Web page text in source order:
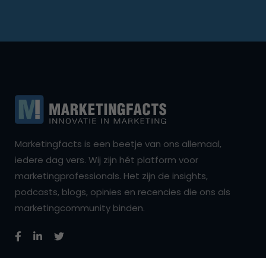
Marketingfacts is een beetje van ons allemaal,
iedere dag vers. Wij zijn hét platform voor
marketingprofessionals. Het zijn de insights,
podcasts, blogs, opinies en recencies die ons als
marketingcommunity binden.